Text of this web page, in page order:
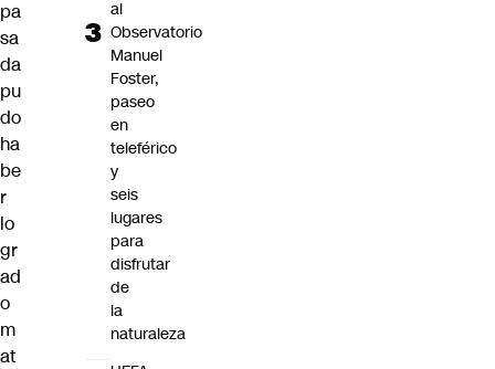
pa
sa
da
pu
do
ha
be
r
lo
gr
ad
o
m
at
al
Observatorio
Manuel
Foster,
paseo
en
teleférico
y
seis
lugares
para
disfrutar
de
la
naturaleza